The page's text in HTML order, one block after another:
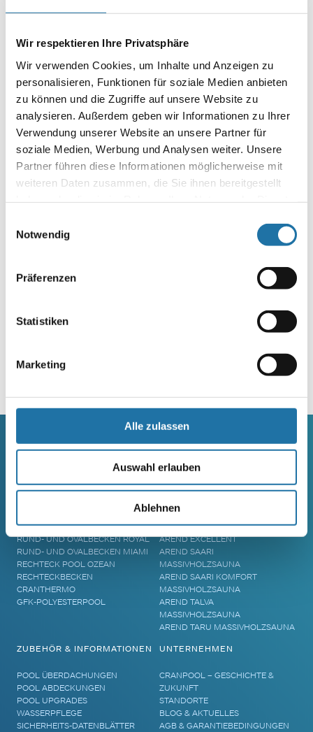
Wir respektieren Ihre Privatsphäre
Wir verwenden Cookies, um Inhalte und Anzeigen zu
personalisieren, Funktionen für soziale Medien anbieten
zu können und die Zugriffe auf unsere Website zu
analysieren. Außerdem geben wir Informationen zu Ihrer
Verwendung unserer Website an unsere Partner für
soziale Medien, Werbung und Analysen weiter. Unsere
Partner führen diese Informationen möglicherweise mit
weiteren Daten zusammen, die Sie ihnen bereitgestellt
unsererDatenschutzerklärung
Notwendig
Präferenzen
Statistiken
Marketing
Alle zulassen
Auswahl erlauben
Ablehnen
Ein Schwimmkind ist Jäger/Schwimmer und versteinert die
zum Leben erweckt werden, indem eines der anderen Kinder
versteinert sind, hat der Jäger oder die Jägerin gewonnen.
Bildrechte:
©yanlev/ Adobe Stock
©Africa Studio/ Adobe Stock
RUNDBECKEN RIMINI
RUND- UND OVALBECKEN SUN
RUND- UND OVALBECKEN RIVA
RUND- UND OVALBECKEN ROYAL
RUND- UND OVALBECKEN MIAMI
RECHTECK POOL OZEAN
RECHTECKBECKEN
CRANTHERMO
GFK-POLYESTERPOOL
SAUNA
SAUNA
AREND MAATA KOMFORT
AREND PERFEKT
AREND EXCELLENT
AREND SAARI
MASSIVHOLZSAUNA
AREND SAARI KOMFORT
MASSIVHOLZSAUNA
AREND TALVA
MASSIVHOLZSAUNA
AREND TARU MASSIVHOLZSAUNA
ZUBEHÖR & INFORMATIONEN
POOL ÜBERDACHUNGEN
POOL ABDECKUNGEN
POOL UPGRADES
WASSERPFLEGE
SICHERHEITS-DATENBLÄTTER
UNTERNEHMEN
CRANPOOL – GESCHICHTE &
ZUKUNFT
STANDORTE
BLOG & AKTUELLES
AGB & GARANTIEBEDINGUNGEN